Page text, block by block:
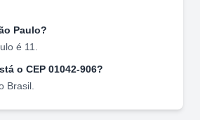
Paulo?
é 11
o CEP 01042-906?
Brasil.